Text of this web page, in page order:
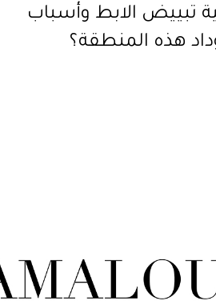
تبييض الابط وأسباب
هذه المنطقة؟